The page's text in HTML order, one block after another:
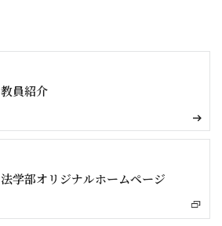
教員紹介
法学部オリジナルホームページ